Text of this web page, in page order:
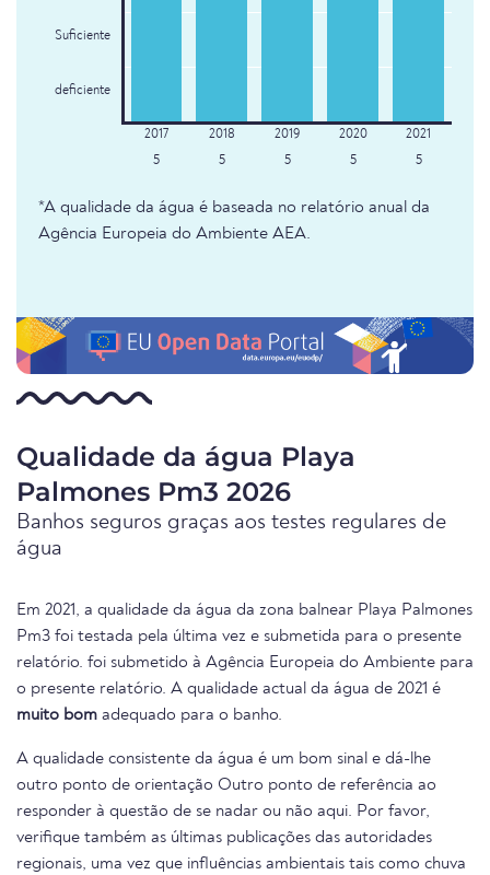
Suficiente
deficiente
5 5 5 5 5
*A qualidade da água é baseada no relatório anual da
Agência Europeia do Ambiente AEA.
Qualidade da água Playa
Palmones Pm3 2026
Banhos seguros graças aos testes regulares de
água
Em 2021, a qualidade da água da zona balnear Playa Palmones
Pm3 foi testada pela última vez e submetida para o presente
relatório. foi submetido à Agência Europeia do Ambiente para
o presente relatório. A qualidade actual da água de 2021 é
muito bom adequado para o banho.
A qualidade consistente da água é um bom sinal e dá-lhe
outro ponto de orientação Outro ponto de referência ao
responder à questão de se nadar ou não aqui. Por favor,
verifique também as últimas publicações das autoridades
regionais, uma vez que influências ambientais tais como chuva